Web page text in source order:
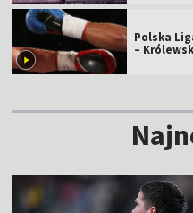
Polska
–